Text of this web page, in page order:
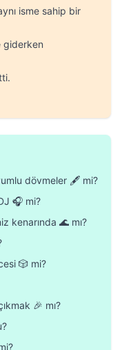
isme sahip bir
giderken
dövmeler 🖋️ mi?
🎧 mi?
kenarında 🌊 mı?
🎲 mi?
🎉 mı?